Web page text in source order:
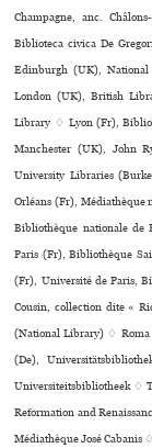
Champagne, anc.
Biblioteca civica De
Edinburgh (UK),
London (UK), British
Library ♢ Lyon (Fr),
Manchester (UK), John
University Libraries
Orléans (Fr),
Bibliothèque nationale de
Paris (Fr), Bibliothèque
(Fr), Université de Paris,
Cousin, collection dite «
(National Library) ♢ Roma
(De),
Universiteitsbibliotheek ♢
Reformation and
Médiathèque José